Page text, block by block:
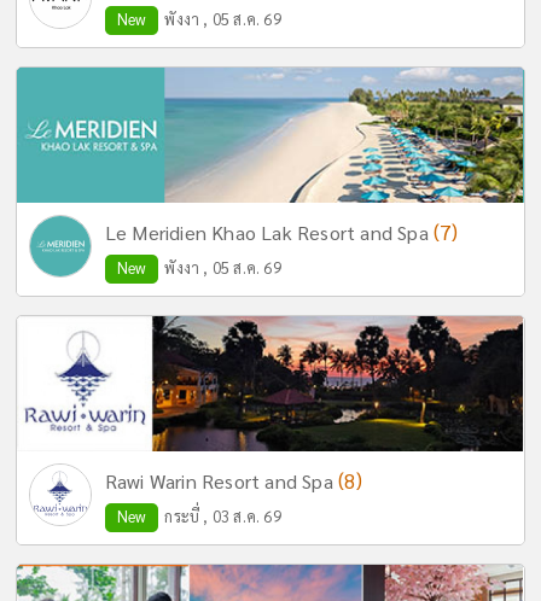
New พังงา , 05 ส.ค. 69
Le Meridien Khao Lak Resort and Spa (7)
New พังงา , 05 ส.ค. 69
Rawi Warin Resort and Spa (8)
New กระบี่ , 03 ส.ค. 69